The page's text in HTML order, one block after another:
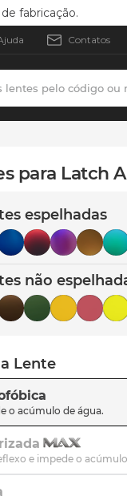
fabricação.
Contatos
pelo código
para Latch
espelhadas
não
Lente